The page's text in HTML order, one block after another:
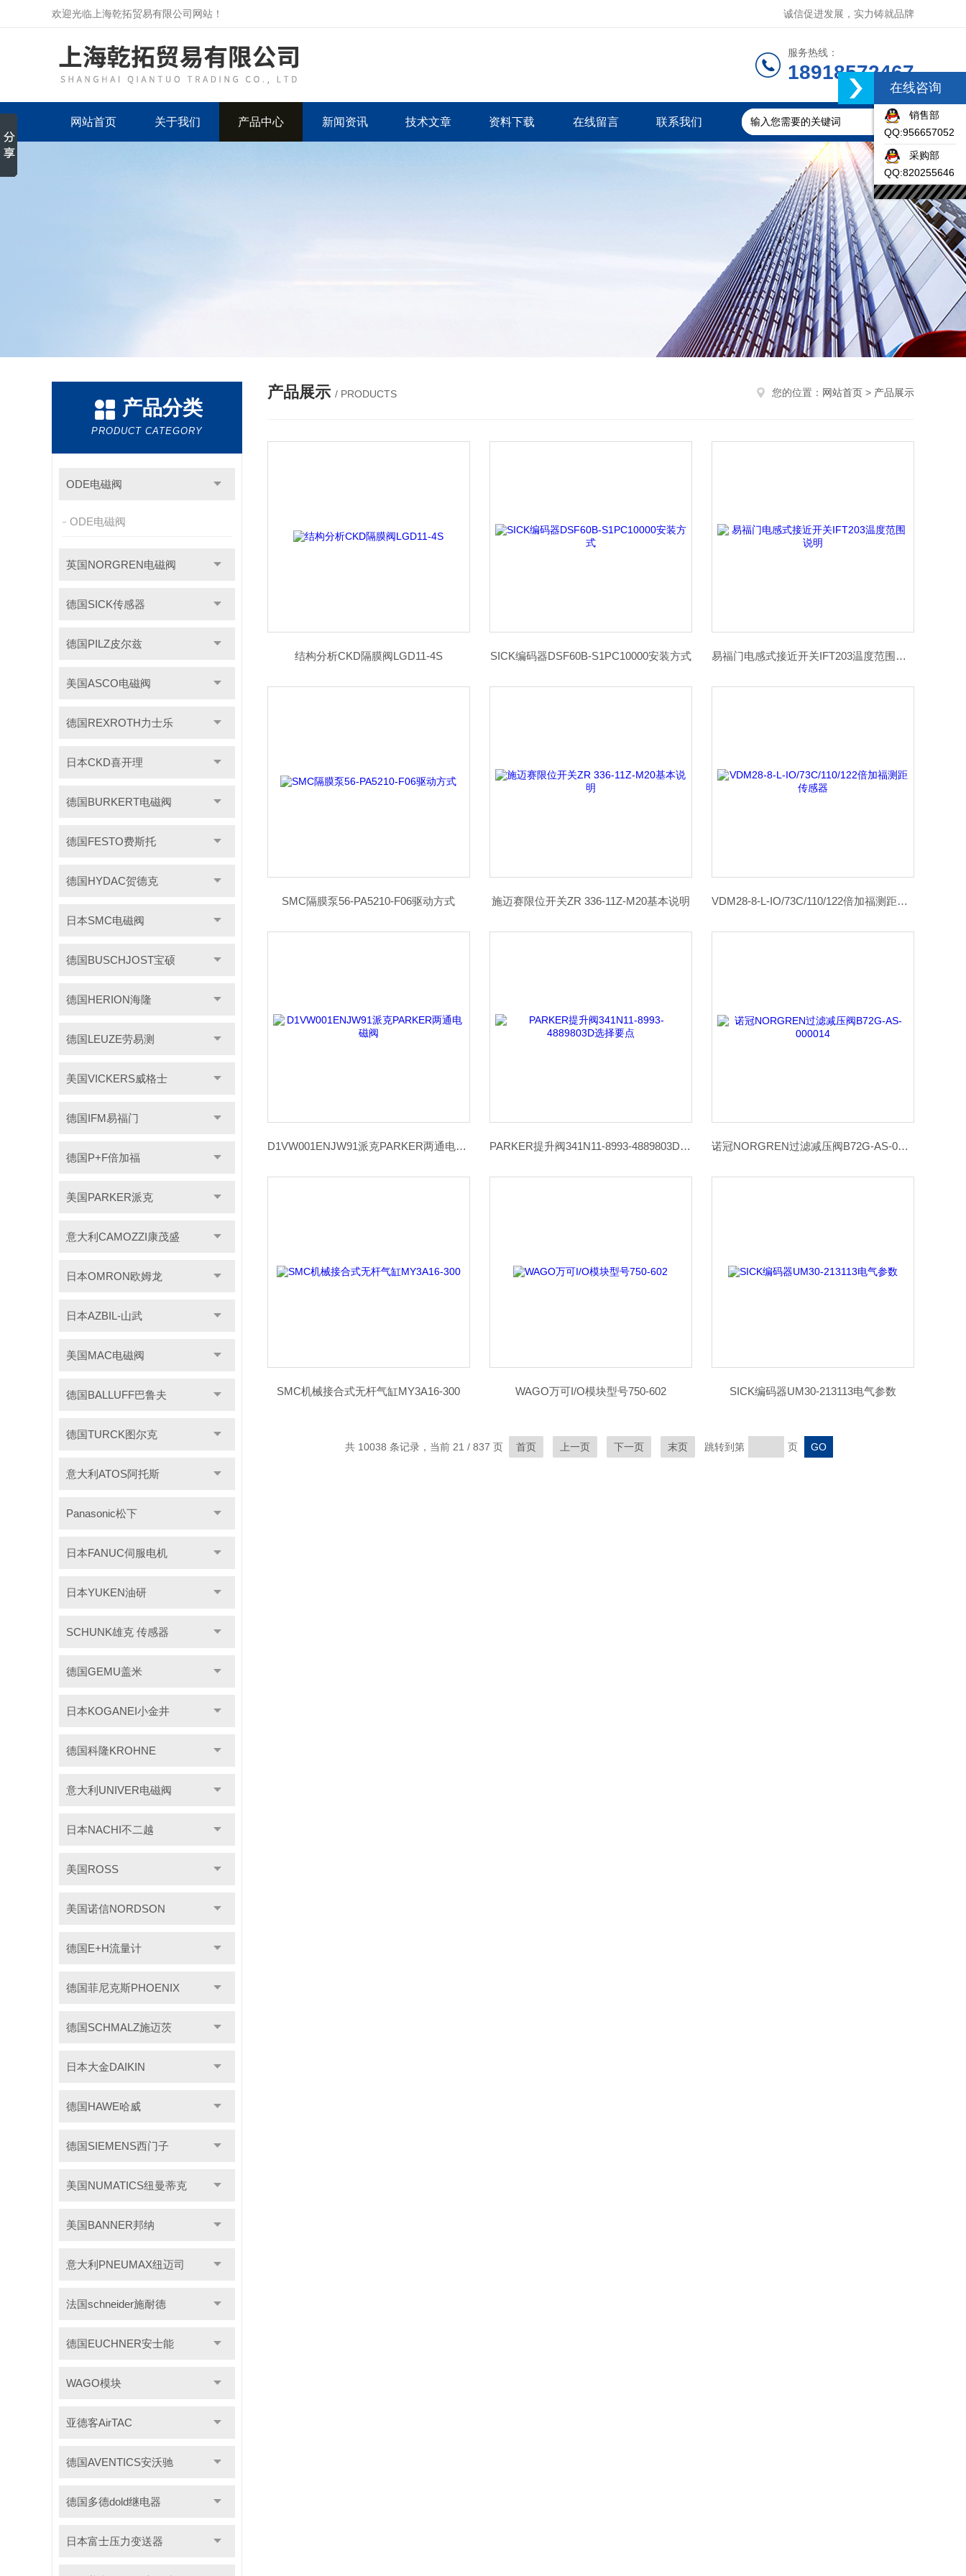
欢迎光临上海乾拓贸易有限公司网站！ 诚信促进发展，实力铸就品牌
服务热线：
18918572467
网站首页 关于我们 产品中心 新闻资讯 技术文章 资料下载 在线留言 联系我们
产品分类
PRODUCT CATEGORY
ODE电磁阀
ODE电磁阀
英国NORGREN电磁阀
德国SICK传感器
德国PILZ皮尔兹
美国ASCO电磁阀
德国REXROTH力士乐
日本CKD喜开理
德国BURKERT电磁阀
德国FESTO费斯托
德国HYDAC贺德克
日本SMC电磁阀
德国BUSCHJOST宝硕
德国HERION海隆
德国LEUZE劳易测
美国VICKERS威格士
德国IFM易福门
德国P+F倍加福
美国PARKER派克
意大利CAMOZZI康茂盛
日本OMRON欧姆龙
日本AZBIL-山武
美国MAC电磁阀
德国BALLUFF巴鲁夫
德国TURCK图尔克
意大利ATOS阿托斯
Panasonic松下
日本FANUC伺服电机
日本YUKEN油研
SCHUNK雄克 传感器
德国GEMU盖米
日本KOGANEI小金井
德国科隆KROHNE
意大利UNIVER电磁阀
日本NACHI不二越
美国ROSS
美国诺信NORDSON
德国E+H流量计
德国菲尼克斯PHOENIX
德国SCHMALZ施迈茨
日本大金DAIKIN
德国HAWE哈威
德国SIEMENS西门子
美国NUMATICS纽曼蒂克
美国BANNER邦纳
意大利PNEUMAX纽迈司
法国schneider施耐德
德国EUCHNER安士能
WAGO模块
亚德客AirTAC
德国AVENTICS安沃驰
德国多德dold继电器
日本富士压力变送器
产品展示 / PRODUCTS 您的位置： 网站首页 > 产品展示
结构分析CKD隔膜阀LGD11-4S SICK编码器DSF60B-S1PC10000安装方式 易福门电感式接近开关IFT203温度范围说明
SMC隔膜泵56-PA5210-F06驱动方式 施迈赛限位开关ZR 336-11Z-M20基本说明 VDM28-8-L-IO/73C/110/122倍加福测距传感器
D1VW001ENJW91派克PARKER两通电磁阀 PARKER提升阀341N11-8993-4889803D选择要点 诺冠NORGREN过滤减压阀B72G-AS-000014
SMC机械接合式无杆气缸MY3A16-300 WAGO万可I/O模块型号750-602 SICK编码器UM30-213113电气参数
共 10038 条记录，当前 21 / 837 页 首页 上一页 下一页 末页 跳转到第 页
在线咨询
销售部
QQ:956657052
采购部
QQ:820255646